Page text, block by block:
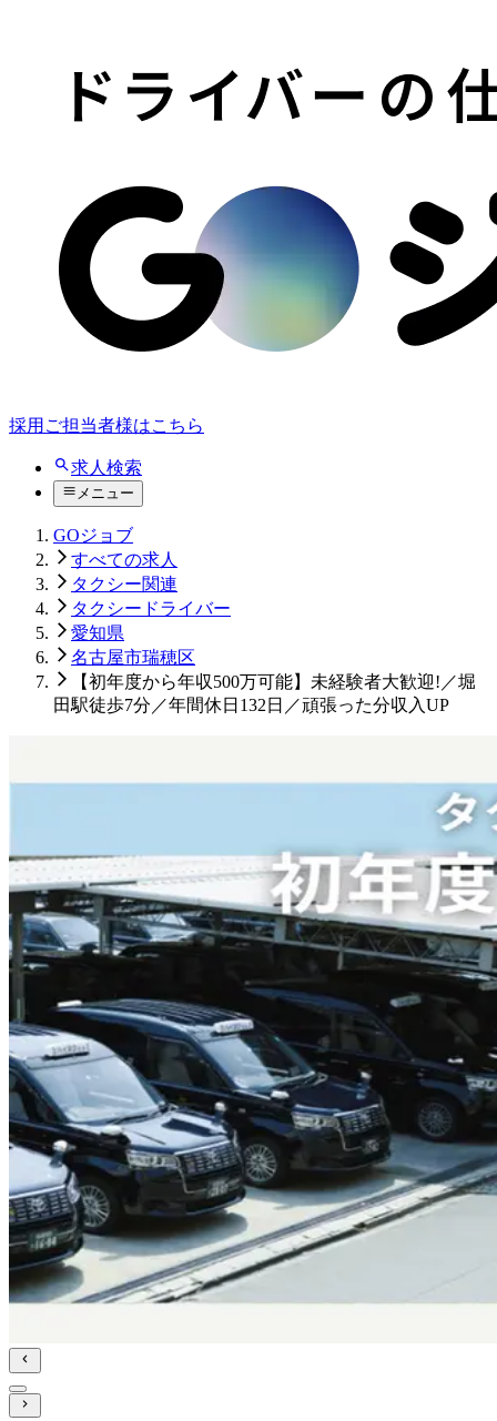
採用ご担当者様はこちら
求人検索
メニュー
GOジョブ
すべての求人
タクシー関連
タクシードライバー
愛知県
名古屋市瑞穂区
【初年度から年収500万可能】未経験者大歓迎!／堀
田駅徒歩7分／年間休日132日／頑張った分収入UP